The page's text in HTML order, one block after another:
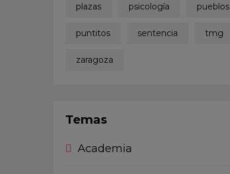
plazas psicología pueblos
puntitos sentencia tmg
zaragoza
Temas
Academia